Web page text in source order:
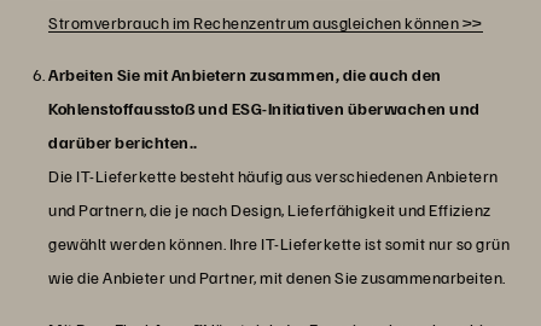
Stromverbrauch im Rechenzentrum ausgleichen können >>
Arbeiten Sie mit Anbietern zusammen, die auch den
Kohlenstoffausstoß und ESG-Initiativen überwachen und
darüber berichten..
Die IT-Lieferkette besteht häufig aus verschiedenen Anbietern
und Partnern, die je nach Design, Lieferfähigkeit und Effizienz
gewählt werden können. Ihre IT-Lieferkette ist somit nur so grün
wie die Anbieter und Partner, mit denen Sie zusammenarbeiten.